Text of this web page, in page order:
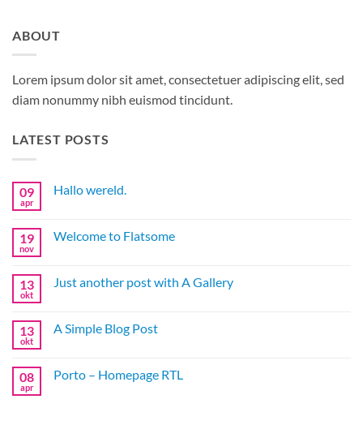
ABOUT
Lorem ipsum dolor sit amet, consectetuer adipiscing elit, sed
diam nonummy nibh euismod tincidunt.
LATEST POSTS
09
apr
Hallo wereld.
Hallo
19
nov
Welcome to Flatsome
Welcome
13
okt
Just another post with A Gallery
Just
A
Gallery
13
okt
A Simple Blog Post
A
08
apr
Porto – Homepage RTL